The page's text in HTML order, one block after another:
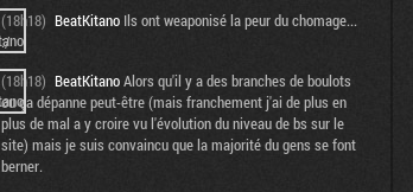
(18h18) BeatKitano Ils ont weaponisé la peur du chomage...
:/
(18h18) BeatKitanoAlors qu'il y a des branches de boulots
ou ça dépanne peut-être (mais franchement j'ai de plus en
plus de mal a y croire vu l'évolution du niveau de bs sur le
site) mais je suis convaincu que la majorité du gens se font
berner.